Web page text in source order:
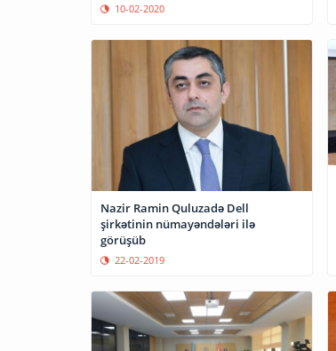
10-02-2020
Nazir Ramin Quluzadə Dell
şirkətinin nümayəndələri ilə
görüşüb
22-02-2019